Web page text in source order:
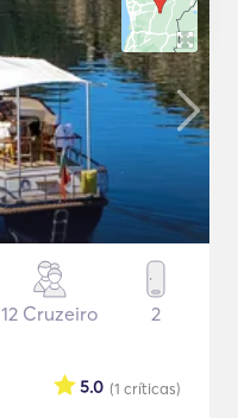
12 Cruzeiro 2
(1 críticas)
5.0